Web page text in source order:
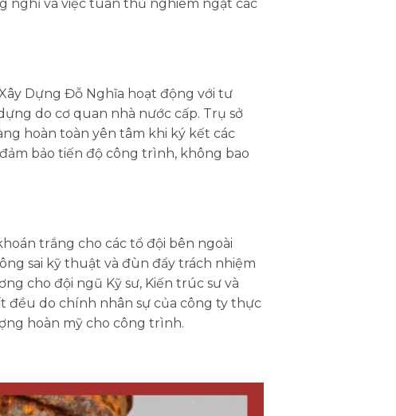
nghỉ và việc tuân thủ nghiêm ngặt các
Dựng Đỗ Nghĩa hoạt động với tư
do cơ quan nhà nước cấp. Trụ sở
hoàn toàn yên tâm khi ký kết các
bảo tiến độ công trình, không bao
trắng cho các tổ đội bên ngoài
sai kỹ thuật và đùn đẩy trách nhiệm
cho đội ngũ Kỹ sư, Kiến trúc sư và
đều do chính nhân sự của công ty thực
hoàn mỹ cho công trình.